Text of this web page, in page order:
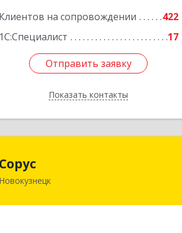
Клиентов на сопровождении
422
1С:Специалист
17
Отправить заявку
Показать контакты
Отправить заявку
Назад
Сорус
Новокузнецк654005, Кемеровская область -